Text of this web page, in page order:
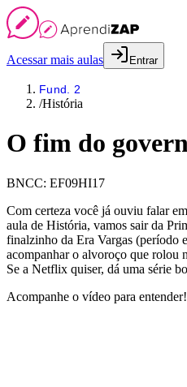
Acessar mais aulas Entrar
Fund. 2
/História
O fim do
BNCC: EF09HI17
Com certeza você já ouviu falar em
aula de História, vamos sair da
finalzinho da Era Vargas (período
acompanhar o alvoroço que rolou
Se a Netflix quiser, dá uma série
Acompanhe o vídeo para